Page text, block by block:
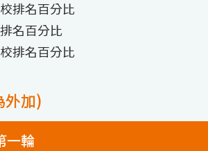
排名百分比
名百分比
排名百分比
外加)
一輪